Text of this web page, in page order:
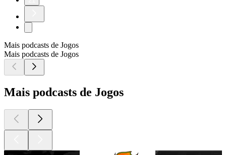
Mais podcasts de Jogos
Mais podcasts de Jogos
Mais podcasts de Jogos